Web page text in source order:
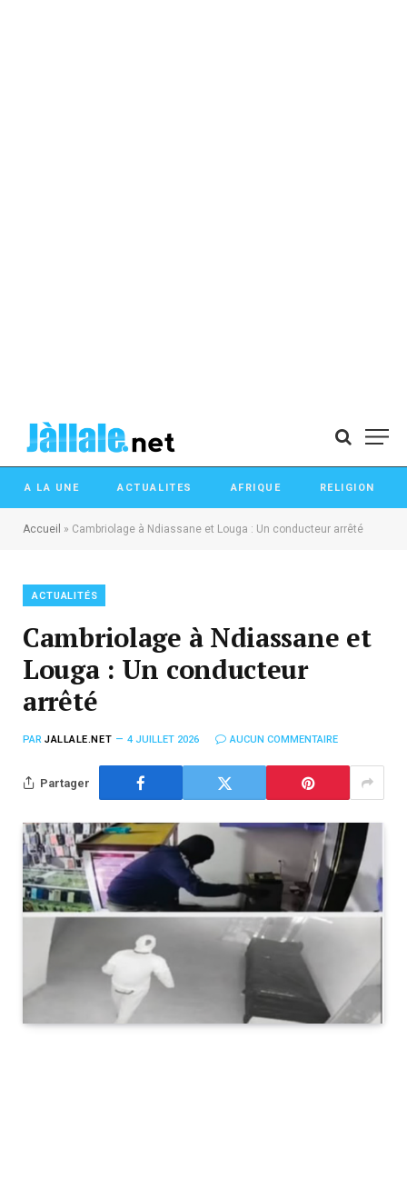
A LA UNE ACTUALITES AFRIQUE RELIGION
Accueil » Cambriolage à Ndiassane et Louga : Un conducteur arrêté
ACTUALITÉS
Cambriolage à Ndiassane et
Louga : Un conducteur
arrêté
PAR JALLALE.NET 4 JUILLET 2026 AUCUN COMMENTAIRE
Partager